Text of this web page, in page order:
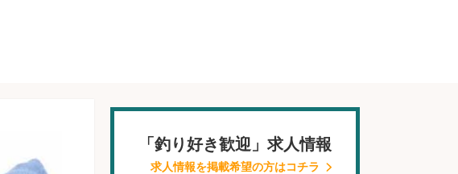
「釣り好き歓迎」求人情報
求人情報を掲載希望の方はコチラ